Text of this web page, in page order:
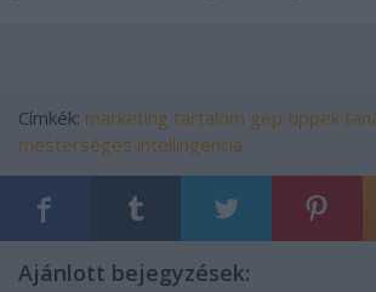
Címkék: marketing tartalom gép tippek
mesterséges intellingencia
Ajánlott bejegyzések: